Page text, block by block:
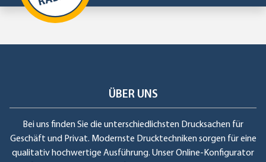
ÜBER UNS
Bei uns finden Sie die unterschiedlichsten Drucksachen für
Geschäft und Privat. Modernste Drucktechniken sorgen für eine
qualitativ hochwertige Ausführung. Unser Online-Konfigurator